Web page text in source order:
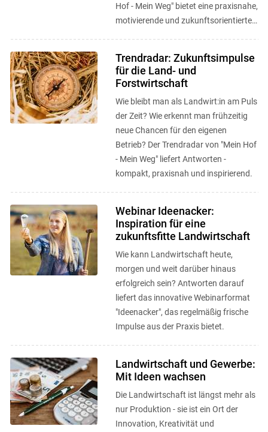
Hof - Mein Weg" bietet eine praxisnahe,
motivierende und zukunftsorientierte
Trendradar: Zukunftsimpulse
für die Land- und
Forstwirtschaft
Wie bleibt man als Landwirt:in am Puls
der Zeit? Wie erkennt man frühzeitig
neue Chancen für den eigenen
Betrieb? Der Trendradar von "Mein Hof
- Mein Weg" liefert Antworten -
kompakt, praxisnah und inspirierend.
Webinar Ideenacker:
Inspiration für eine
zukunftsfitte Landwirtschaft
Wie kann Landwirtschaft heute,
morgen und weit darüber hinaus
erfolgreich sein? Antworten darauf
liefert das innovative Webinarformat
"Ideenacker", das regelmäßig frische
Impulse aus der Praxis bietet.
Landwirtschaft und Gewerbe:
Mit Ideen wachsen
Die Landwirtschaft ist längst mehr als
nur Produktion - sie ist ein Ort der
Innovation, Kreativität und